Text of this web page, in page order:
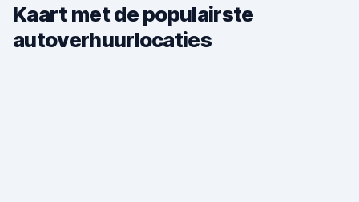
Kaart met de populairste
autoverhuurlocaties